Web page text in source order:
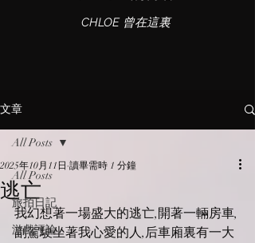
CHLOE 曾在這裏
文章
All Posts
旅拍日記
游戲評論
All Posts
逃亡
2025年10月11日 讀畢需時 1 分鐘
我幻想著一場盛大的逃亡,開著一輛房車,
副駕駛坐著我心愛的人,后車廂裏有一大